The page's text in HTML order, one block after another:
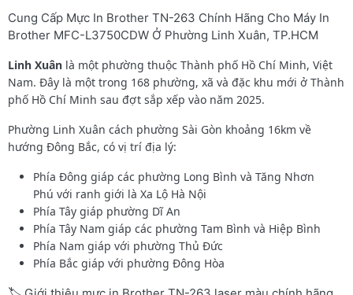
Cung Cấp Mực In Brother TN-263 Chính Hãng Cho Máy In
Brother MFC-L3750CDW Ở Phường Linh Xuân, TP.HCM
Linh Xuân là một phường thuộc Thành phố Hồ Chí Minh, Việt
Nam. Đây là một trong 168 phường, xã và đặc khu mới ở Thành
phố Hồ Chí Minh sau đợt sắp xếp vào năm 2025.
Phường Linh Xuân cách phường Sài Gòn khoảng 16km về
hướng Đông Bắc, có vị trí địa lý:
Phía Đông giáp các phường Long Bình và Tăng Nhơn
Phú với ranh giới là Xa Lộ Hà Nội
Phía Tây giáp phường Dĩ An
Phía Tây Nam giáp các phường Tam Bình và Hiệp Bình
Phía Nam giáp với phường Thủ Đức
Phía Bắc giáp với phường Đông Hòa